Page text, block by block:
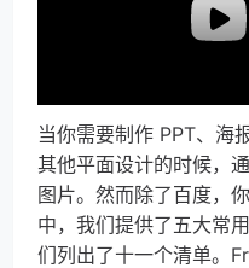
当你需要制作 PPT、海
其他平面设计的时候，
图片。然而除了百度，
中，我们提供了五大常
们列出了十一个清单。